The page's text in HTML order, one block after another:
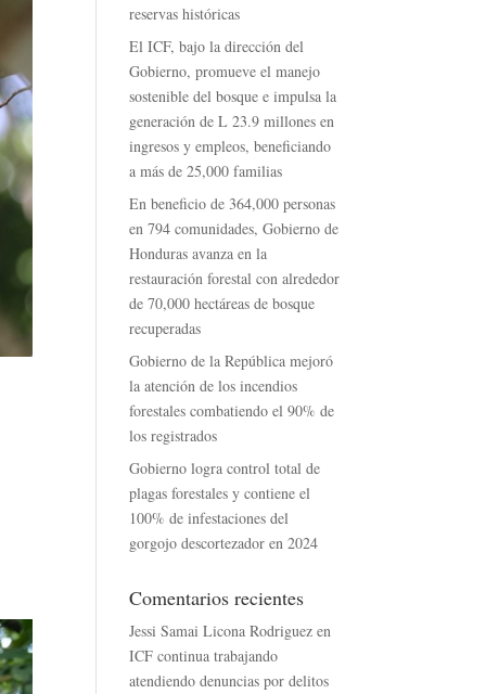
reservas históricas
El ICF, bajo la dirección del
Gobierno, promueve el manejo
sostenible del bosque e impulsa la
generación de L 23.9 millones en
ingresos y empleos, beneficiando
a más de 25,000 familias
En beneficio de 364,000 personas
en 794 comunidades, Gobierno de
Honduras avanza en la
restauración forestal con alrededor
de 70,000 hectáreas de bosque
recuperadas
Gobierno de la República mejoró
la atención de los incendios
forestales combatiendo el 90% de
los registrados
Gobierno logra control total de
plagas forestales y contiene el
100% de infestaciones del
gorgojo descortezador en 2024
Comentarios recientes
Jessi Samai Licona Rodriguez en
ICF continua trabajando
atendiendo denuncias por delitos